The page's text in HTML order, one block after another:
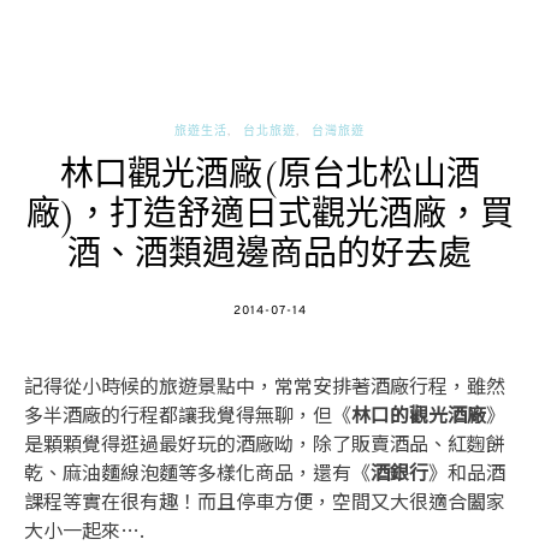
旅遊生活 台北旅遊 台灣旅遊
林口觀光酒廠(原台北松山酒
廠)，打造舒適日式觀光酒廠，買
酒、酒類週邊商品的好去處
POSTED
2014-07-14
記得從小時候的旅遊景點中，常常安排著酒廠行程，雖然
多半酒廠的行程都讓我覺得無聊，但《林口的觀光酒廠》
是顆顆覺得逛過最好玩的酒廠呦，除了販賣酒品、紅麴餅
乾、麻油麵線泡麵等多樣化商品，還有《酒銀行》和品酒
課程等實在很有趣！而且停車方便，空間又大很適合闔家
大小一起來….